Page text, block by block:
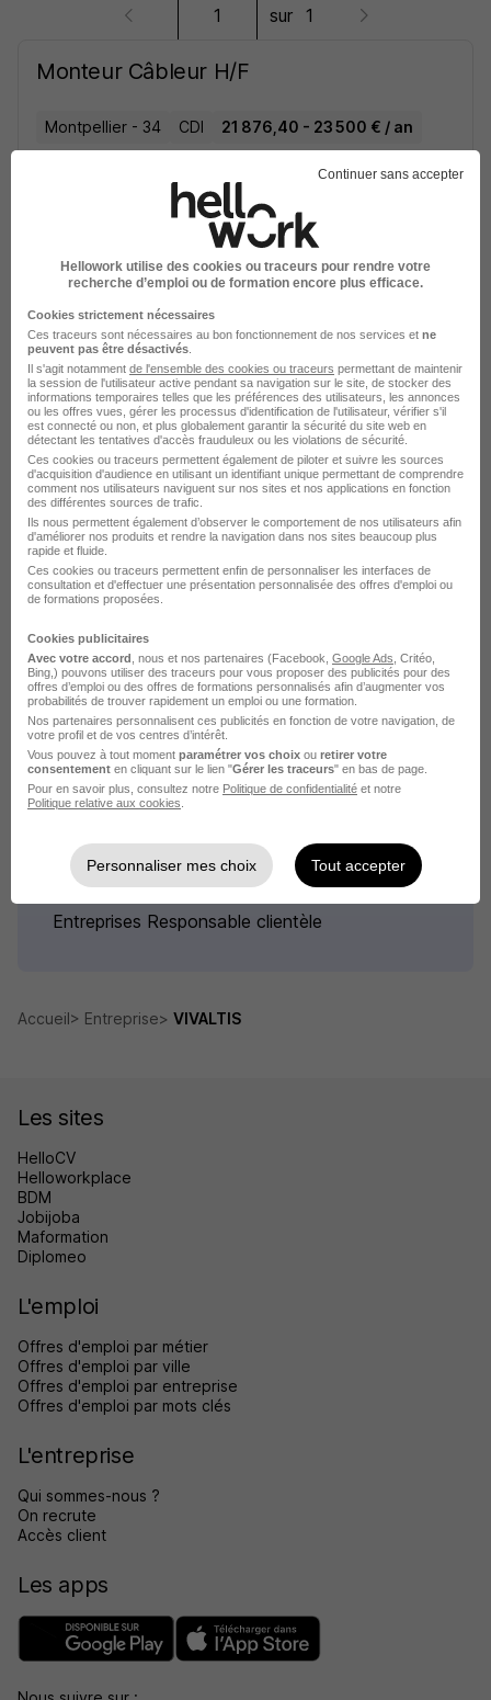
sur 1
Monteur Câbleur H/F
Montpellier - 34 CDI 21 876,40 - 23 500 € / an
Cette offre n’est plus disponible depuis le 10/04/26
Responsable Clientèle Région Region
Bretagne - Pays de la Loire -
Normandie H/F
Bretagne CDI 30 000 - 55 000 € / an
Cette offre n’est plus disponible depuis le 24/07/25
DÉPOSEZ VOTRE CV
Rendez votre CV accessible à l’ensemble des
Rendre mon CV visible
France
Entreprises Responsable clientèle
Accueil Entreprise VIVALTIS
Les sites
HelloCV
Helloworkplace
BDM
Jobijoba
Maformation
Diplomeo
L'emploi
Offres d'emploi par métier
Offres d'emploi par ville
Offres d'emploi par entreprise
Offres d'emploi par mots clés
L'entreprise
Qui sommes-nous ?
On recrute
Accès client
Les apps
Continuer sans accepter
Hellowork utilise des cookies ou traceurs pour rendre votre
recherche d’emploi ou de formation encore plus efficace.
Cookies strictement nécessaires
Ces traceurs sont nécessaires au bon fonctionnement de nos services et ne
peuvent pas être désactivés
Il s'agit notamment de l'ensemble des cookies ou traceurs permettant de maintenir
la session de l'utilisateur active pendant sa navigation sur le site, de stocker des
informations temporaires telles que les préférences des utilisateurs, les annonces
ou les offres vues, gérer les processus d'identification de l'utilisateur, vérifier s'il
est connecté ou non, et plus globalement garantir la sécurité du site web en
détectant les tentatives d'accès frauduleux ou les violations de sécurité.
Ces cookies ou traceurs permettent également de piloter et suivre les sources
d'acquisition d'audience en utilisant un identifiant unique permettant de comprendre
comment nos utilisateurs naviguent sur nos sites et nos applications en fonction
des différentes sources de trafic.
Ils nous permettent également d’observer le comportement de nos utilisateurs afin
d'améliorer nos produits et rendre la navigation dans nos sites beaucoup plus
rapide et fluide.
Ces cookies ou traceurs permettent enfin de personnaliser les interfaces de
consultation et d'effectuer une présentation personnalisée des offres d'emploi ou
de formations proposées.
Cookies publicitaires
Avec votre accord , nous et nos partenaires (Facebook, Google Ads , Critéo,
Bing,) pouvons utiliser des traceurs pour vous proposer des publicités pour des
offres d’emploi ou des offres de formations personnalisés afin d’augmenter vos
probabilités de trouver rapidement un emploi ou une formation.
Nos partenaires personnalisent ces publicités en fonction de votre navigation, de
votre profil et de vos centres d’intérêt.
Vous pouvez à tout moment paramétrer vos choix ou retirer votre
consentement en cliquant sur le lien "Gérer les traceurs" en bas de page.
Pour en savoir plus, consultez notre Politique de confidentialité et notre
Politique relative aux cookies
Personnaliser mes choix Tout accepter